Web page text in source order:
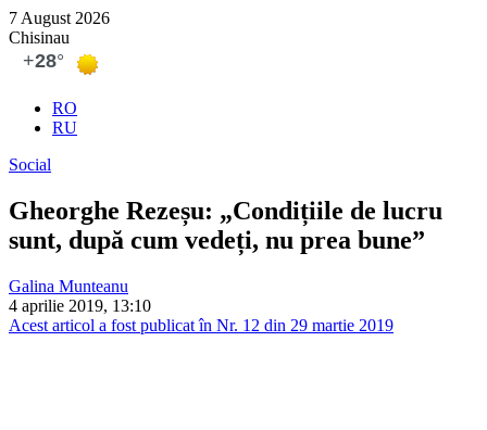
7 August 2026
Chisinau
RO
RU
Social
Gheorghe Rezeșu: „Condițiile de lucru
sunt, după cum vedeți, nu prea bune”
Galina Munteanu
4 aprilie 2019, 13:10
Acest articol a fost publicat în Nr. 12 din 29 martie 2019